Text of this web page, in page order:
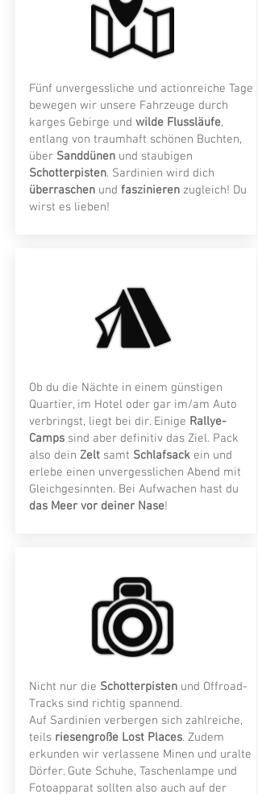
Fünf unvergessliche und actionreiche Tage
bewegen wir unsere Fahrzeuge durch
karges Gebirge und wilde Flussläufe,
entlang von traumhaft schönen Buchten,
über Sanddünen und staubigen
Schotterpisten. Sardinien wird dich
überraschen und faszinieren zugleich! Du
wirst es lieben!
Ob du die Nächte in einem günstigen
Quartier, im Hotel oder gar im/am Auto
verbringst, liegt bei dir. Einige Rallye-
Camps sind aber definitiv das Ziel. Pack
also dein Zeltsamt Schlafsackein und
erlebe einen unvergesslichen Abend mit
Gleichgesinnten. Bei Aufwachen hast du
das Meer vor deiner Nase!
Nicht nur die Schotterpistenund Offroad-
Tracks sind richtig spannend.
Auf Sardinien verbergen sich zahlreiche,
teils riesengroße Lost Places. Zudem
erkunden wir verlassene Minen und uralte
Dörfer. Gute Schuhe, Taschenlampe und
Fotoapparat sollten also auch auf der